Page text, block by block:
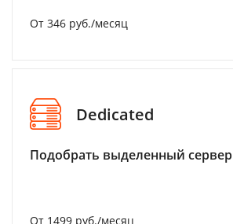
От 346 руб./месяц
Dedicated
Подобрать выделенный сервер
От 1499 руб./месяц